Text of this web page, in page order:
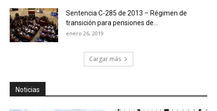
Sentencia C-285 de 2013 – Régimen de
transición para pensiones de...
enero 26, 2019
Cargar más
Noticias